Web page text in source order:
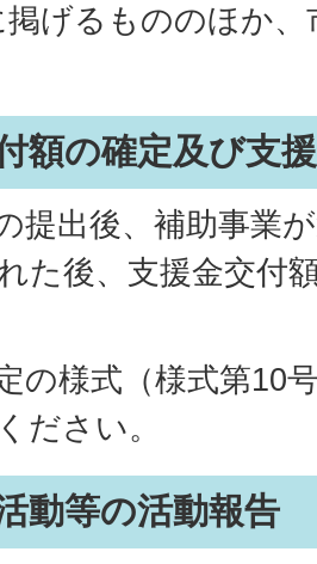
掲げるもののほか
額の確定及び支
提出後、補助事業
た後、支援金交付
の様式（様式第10
ださい。
動等の活動報告